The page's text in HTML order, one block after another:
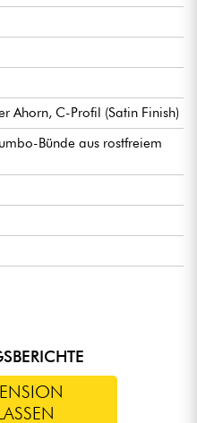
Ahorn, C-Profil (Satin Finish)
Bünde aus rostfreiem
Open Core Classic
Locking-Mechaniken.